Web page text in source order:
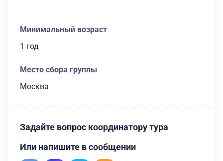
Минимальный возраст
1 год
Место сбора группы
Москва
Задайте вопрос координатору тура
Или напишите в сообщении